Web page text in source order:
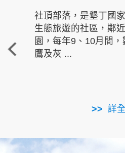
社頂部落，是墾丁國
生態旅遊的社區，鄰
園，每年9、10月間
鷹及灰 ...
詳